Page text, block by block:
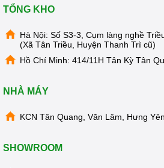
TỔNG KHO
Hà Nội: Số S3-3, Cụm làng nghề
(Xã Tân Triều, Huyện Thanh Trì cũ)
Hồ Chí Minh: 414/11H Tân Kỳ Tân
NHÀ MÁY
KCN Tân Quang, Văn Lâm, Hưng Yên
SHOWROOM